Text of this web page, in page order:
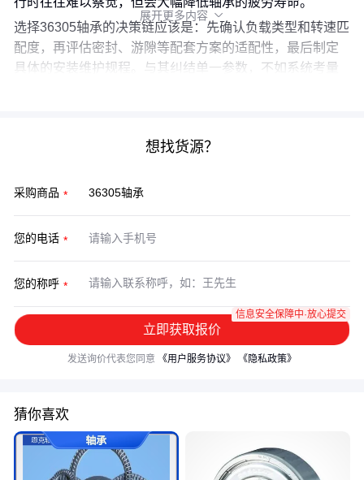
选择36305轴承的决策链应该是：先确认负载类型和转速匹
配度，再评估密封、游隙等配套方案的适配性，最后制定
具体的安装维护规程。与其纠结单一参数，不如系统考量
展开更多内容 
想找货源？
采购商品
您的电话
您的称呼
立即获取报价
信息安全保障中·放心提交
发送询价代表您同意 《用户服务协议》 《隐私政策》
猜你喜欢